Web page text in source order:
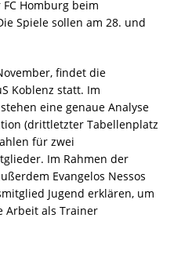
Homburg beim
Spiele sollen am 28. und
findet die
Koblenz statt. Im
eine genaue Analyse
(drittletzter Tabellenplatz
für zwei
Im Rahmen der
Evangelos Nessos
Jugend erklären, um
Arbeit als Trainer